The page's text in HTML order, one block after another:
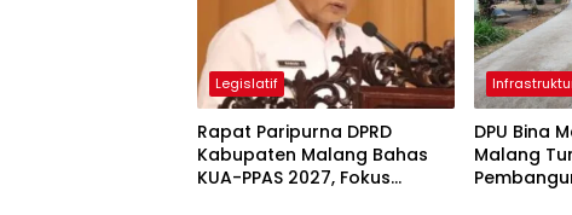
Legislatif
Rapat Paripurna DPRD
Kabupaten Malang Bahas
KUA-PPAS 2027, Fokus
DPU Bina
Malang